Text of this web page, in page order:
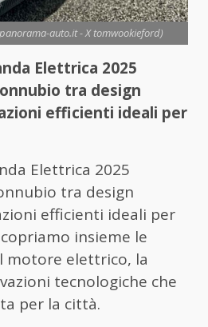
auto.it - X tomwookieford)
Elettrica 2025
tra design
efficienti ideali per
Elettrica 2025
tra design
efficienti ideali per
insieme le
motore elettrico, la
tecnologiche che
per la città.